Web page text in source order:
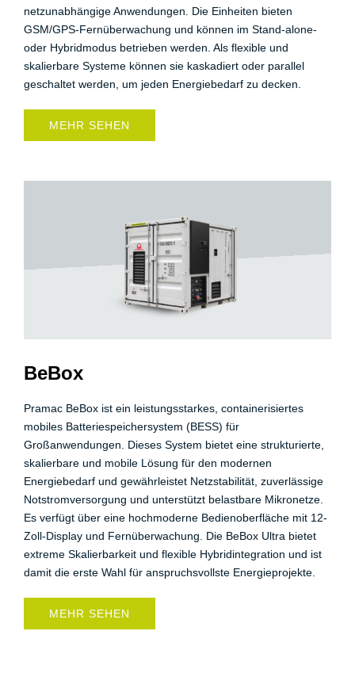
netzunabhängige Anwendungen. Die Einheiten bieten
GSM/GPS-Fernüberwachung und können im Stand-alone-
oder Hybridmodus betrieben werden. Als flexible und
skalierbare Systeme können sie kaskadiert oder parallel
geschaltet werden, um jeden Energiebedarf zu decken.
MEHR SEHEN
BeBox
Pramac BeBox ist ein leistungsstarkes, containerisiertes
mobiles Batteriespeichersystem (BESS) für
Großanwendungen. Dieses System bietet eine strukturierte,
skalierbare und mobile Lösung für den modernen
Energiebedarf und gewährleistet Netzstabilität, zuverlässige
Notstromversorgung und unterstützt belastbare Mikronetze.
Es verfügt über eine hochmoderne Bedienoberfläche mit 12-
Zoll-Display und Fernüberwachung. Die BeBox Ultra bietet
extreme Skalierbarkeit und flexible Hybridintegration und ist
damit die erste Wahl für anspruchsvollste Energieprojekte.
MEHR SEHEN